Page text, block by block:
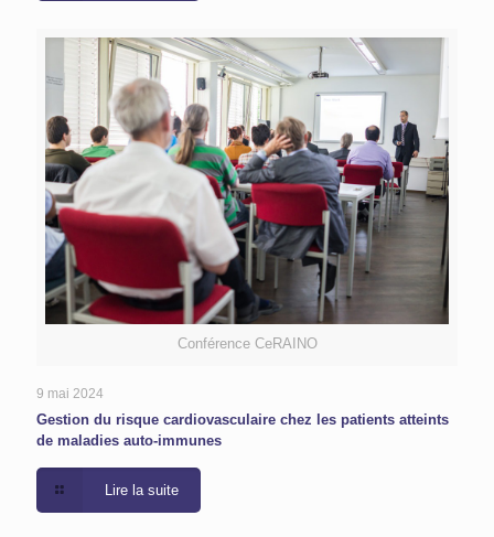
Conférence CeRAINO
9 mai 2024
Gestion du risque cardiovasculaire chez les patients atteints
de maladies auto-immunes
Lire la suite